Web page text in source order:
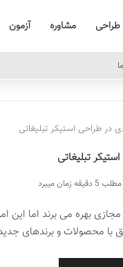
طراحی مشاوره آزمون
در طراحی استیکر تبلیغاتی
تبلیغاتی
زمان میبرد
بهره می برند اما این
با محصولات و برندهای